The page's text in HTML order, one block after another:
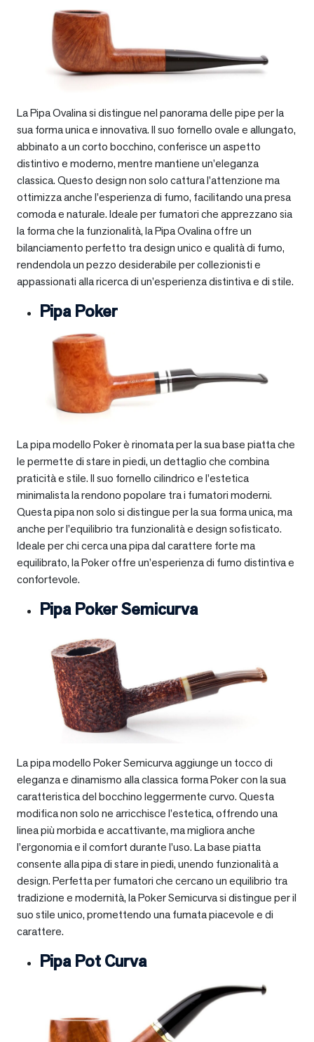
La Pipa Ovalina si distingue nel panorama delle pipe per la
sua forma unica e innovativa. Il suo fornello ovale e allungato,
abbinato a un corto bocchino, conferisce un aspetto
distintivo e moderno, mentre mantiene un’eleganza
classica. Questo design non solo cattura l’attenzione ma
ottimizza anche l’esperienza di fumo, facilitando una presa
comoda e naturale. Ideale per fumatori che apprezzano sia
la forma che la funzionalità, la Pipa Ovalina offre un
bilanciamento perfetto tra design unico e qualità di fumo,
rendendola un pezzo desiderabile per collezionisti e
appassionati alla ricerca di un’esperienza distintiva e di stile.
Pipa Poker
La pipa modello Poker è rinomata per la sua base piatta che
le permette di stare in piedi, un dettaglio che combina
praticità e stile. Il suo fornello cilindrico e l’estetica
minimalista la rendono popolare tra i fumatori moderni.
Questa pipa non solo si distingue per la sua forma unica, ma
anche per l’equilibrio tra funzionalità e design sofisticato.
Ideale per chi cerca una pipa dal carattere forte ma
equilibrato, la Poker offre un’esperienza di fumo distintiva e
confortevole.
Pipa Poker Semicurva
La pipa modello Poker Semicurva aggiunge un tocco di
eleganza e dinamismo alla classica forma Poker con la sua
caratteristica del bocchino leggermente curvo. Questa
modifica non solo ne arricchisce l’estetica, offrendo una
linea più morbida e accattivante, ma migliora anche
l’ergonomia e il comfort durante l’uso. La base piatta
consente alla pipa di stare in piedi, unendo funzionalità a
design. Perfetta per fumatori che cercano un equilibrio tra
tradizione e modernità, la Poker Semicurva si distingue per il
suo stile unico, promettendo una fumata piacevole e di
carattere.
Pipa Pot Curva